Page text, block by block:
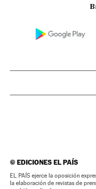
©EDICIONES EL PAÍS
EL PAÍS ejerce la oposición
la elaboración de revistas de